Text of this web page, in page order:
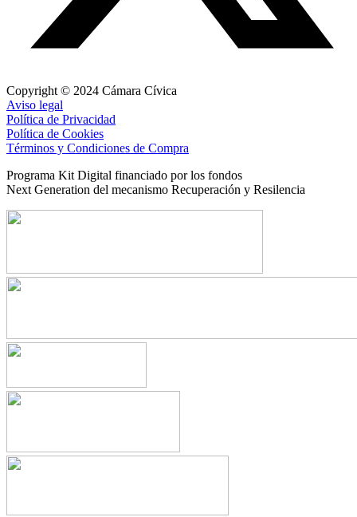
Copyright © 2024 Cámara Cívica
Aviso legal
Política de Privacidad
Política de Cookies
Términos y Condiciones de Compra
Programa Kit Digital financiado por los fondos
Next Generation del mecanismo Recuperación y Resilencia